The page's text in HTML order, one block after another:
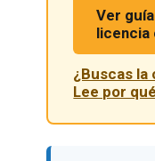
Ver
licencia
¿Buscas la
Lee por